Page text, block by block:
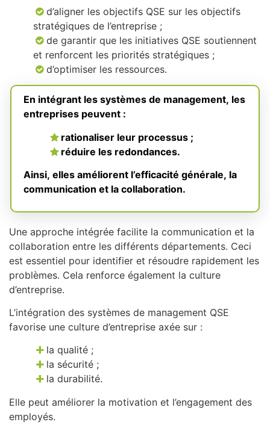
d’aligner les objectifs QSE sur les objectifs
stratégiques de l’entreprise ;
de garantir que les initiatives QSE soutiennent
et renforcent les priorités stratégiques ;
d’optimiser les ressources.
En intégrant les systèmes de management, les
entreprises peuvent :
rationaliser leur processus ;
réduire les redondances.
Ainsi, elles améliorent l’efficacité générale, la
communication et la collaboration.
Une approche intégrée facilite la communication et la
collaboration entre les différents départements. Ceci
est essentiel pour identifier et résoudre rapidement les
problèmes. Cela renforce également la culture
d’entreprise.
L’intégration des systèmes de management QSE
favorise une culture d’entreprise axée sur :
la qualité ;
la sécurité ;
la durabilité.
Elle peut améliorer la motivation et l’engagement des
employés.